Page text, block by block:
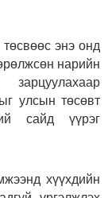
энэ онд
нарийн
улсын төсөвт
сайд үүрэг
хүүхдийн